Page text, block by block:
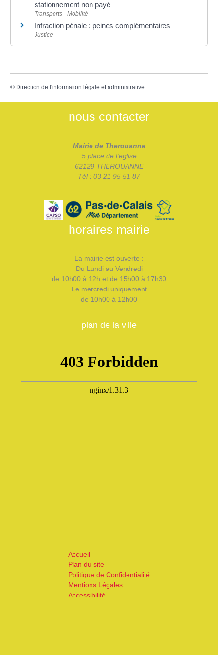
stationnement non payé
Transports - Mobilité
Infraction pénale : peines complémentaires
Justice
© Direction de l'information légale et administrative
nous contacter
Mairie de Therouanne
5 place de l'église
62129 THEROUANNE
Tél : 03 21 95 51 87
horaires mairie
La mairie est ouverte :
Du Lundi au Vendredi
de 10h00 à 12h et de 15h00 à 17h30
Le mercredi uniquement
de 10h00 à 12h00
plan de la ville
Accueil
Plan du site
Politique de Confidentialité
Mentions Légales
Accessibilité